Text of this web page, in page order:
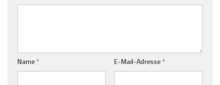
Name* E-Mail-Adresse*